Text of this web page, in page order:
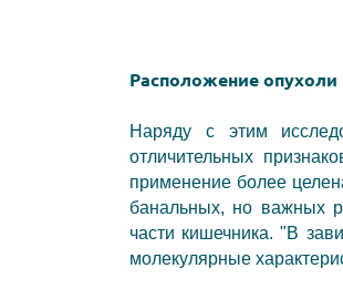
Расположение
Наряду с этим
отличительных
применение более
банальных, но важных
части кишечника. "В
молекулярные